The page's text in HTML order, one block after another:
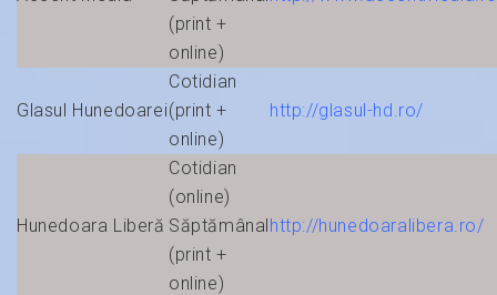
(print +
online)
Glasul Hunedoarei
Cotidian
(print +
online)
http://glasul-hd.ro/
Hunedoara Liberă
Cotidian
(online)
Săptămânal
(print +
online)
http://hunedoaralibera.ro/